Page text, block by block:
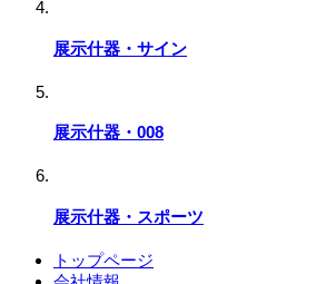
展示什器・サイン
展示什器・008
展示什器・スポーツ
トップページ